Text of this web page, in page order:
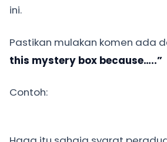
ini.
Pastikan mulakan komen ada
this mystery box because…..”
Contoh: